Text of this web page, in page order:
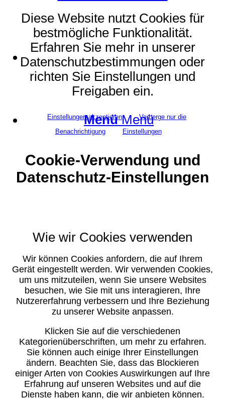
Suche
Menü Menü
Diese Website nutzt Cookies für
bestmögliche Funktionalität.
Erfahren Sie mehr in unserer
Datenschutzbestimmungen oder
richten Sie Einstellungen und
Freigaben ein.
Einstellungen akzeptieren
Verberge nur die
Benachrichtigung
Einstellungen
Cookie-Verwendung und
Datenschutz-Einstellungen
Wie wir Cookies verwenden
Wir können Cookies anfordern, die auf Ihrem
Gerät eingestellt werden. Wir verwenden Cookies,
um uns mitzuteilen, wenn Sie unsere Websites
besuchen, wie Sie mit uns interagieren, Ihre
Nutzererfahrung verbessern und Ihre Beziehung
zu unserer Website anpassen.
Klicken Sie auf die verschiedenen
Kategorienüberschriften, um mehr zu erfahren.
Sie können auch einige Ihrer Einstellungen
ändern. Beachten Sie, dass das Blockieren
einiger Arten von Cookies Auswirkungen auf Ihre
Erfahrung auf unseren Websites und auf die
Dienste haben kann, die wir anbieten können.